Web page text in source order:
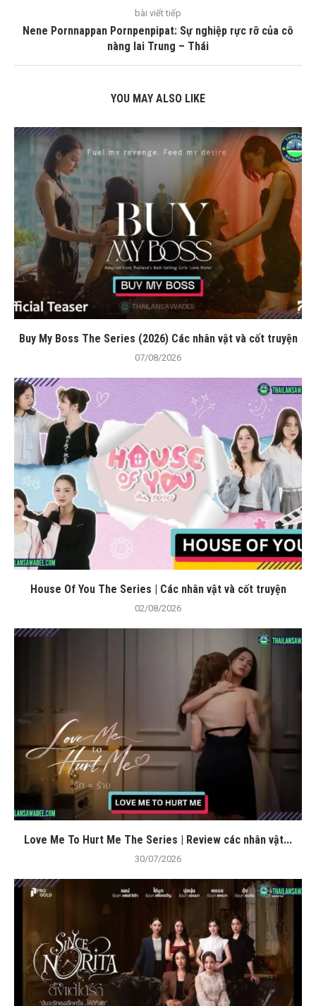
bài viết tiếp
Nene Pornnappan Pornpenpipat: Sự nghiệp rực rỡ của cô
nàng lai Trung – Thái
YOU MAY ALSO LIKE
Buy My Boss The Series (2026) Các nhân vật và cốt truyện
07/08/2026
House Of You The Series | Các nhân vật và cốt truyện
02/08/2026
Love Me To Hurt Me The Series | Review các nhân vật...
30/07/2026